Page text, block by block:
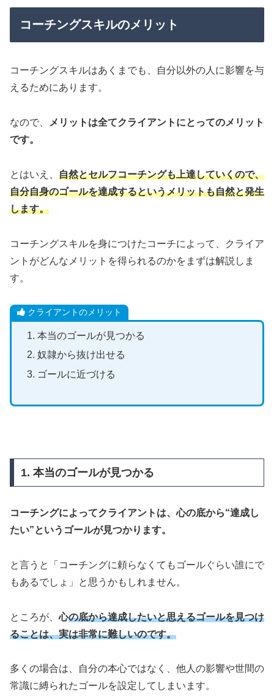
コーチングスキルのメリット
コーチングスキルはあくまでも、自分以外の人に影響を与
えるためにあります。
なので、
メリットは全てクライアントにとってのメリット
です。
とはいえ、 自然とセルフコーチングも上達していくので、
自分自身のゴールを達成するというメリットも自然と発生
します。
コーチングスキルを身につけたコーチによって、クライア
ントがどんなメリットを得られるのかをまずは解説しま
す。
クライアントのメリット
本当のゴールが見つかる
奴隷から抜け出せる
ゴールに近づける
1. 本当のゴールが見つかる
コーチングによってクライアントは、心の底から“達成し
たい”というゴールが見つかります。
と言うと「コーチングに頼らなくてもゴールぐらい誰にで
もあるでしょ」と思うかもしれません。
ところが、心の底から達成したいと思えるゴールを見つけ
ることは、実は非常に難しいのです。
多くの場合は、自分の本心ではなく、他人の影響や世間の
常識に縛られたゴールを設定してしまいます。